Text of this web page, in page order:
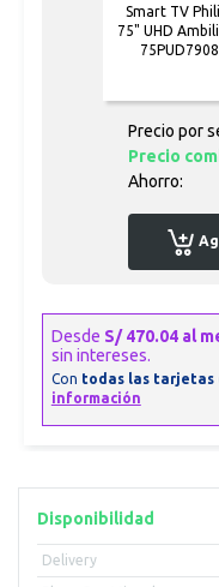
Disponibilidad
Delivery
Smart TV
75" UHD
75PUD7908
Precio por
Precio
Ahorro: